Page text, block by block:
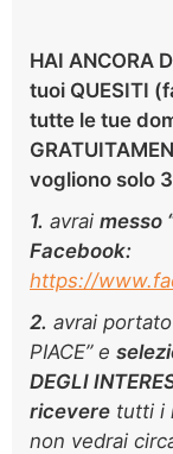
HAI ANCORA
tuoi QUESITI
tutte le tue
vogliono solo
1. avrai messo
Facebook:
https://
2. avrai
PIACE” e
DEGLI
ricevere tutti i
non vedrai